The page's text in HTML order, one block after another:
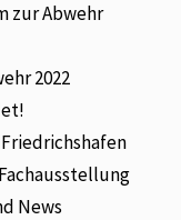
zur Abwehr
2022
Fachausstellung
News